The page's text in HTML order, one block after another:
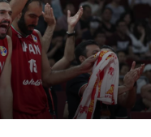
دکوراسیون و چیدمان
غذا
رستوران گردی
آشپزی
سفر و گردشگری